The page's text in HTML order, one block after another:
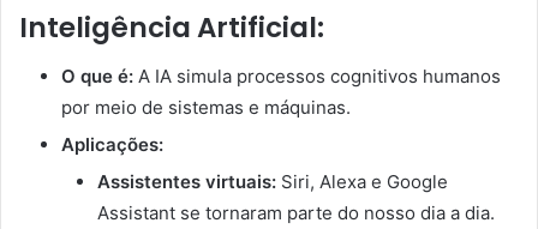
Inteligência Artificial:
O que é: A IA simula processos cognitivos humanos
por meio de sistemas e máquinas.
Aplicações:
Assistentes virtuais: Siri, Alexa e Google
Assistant se tornaram parte do nosso dia a dia.